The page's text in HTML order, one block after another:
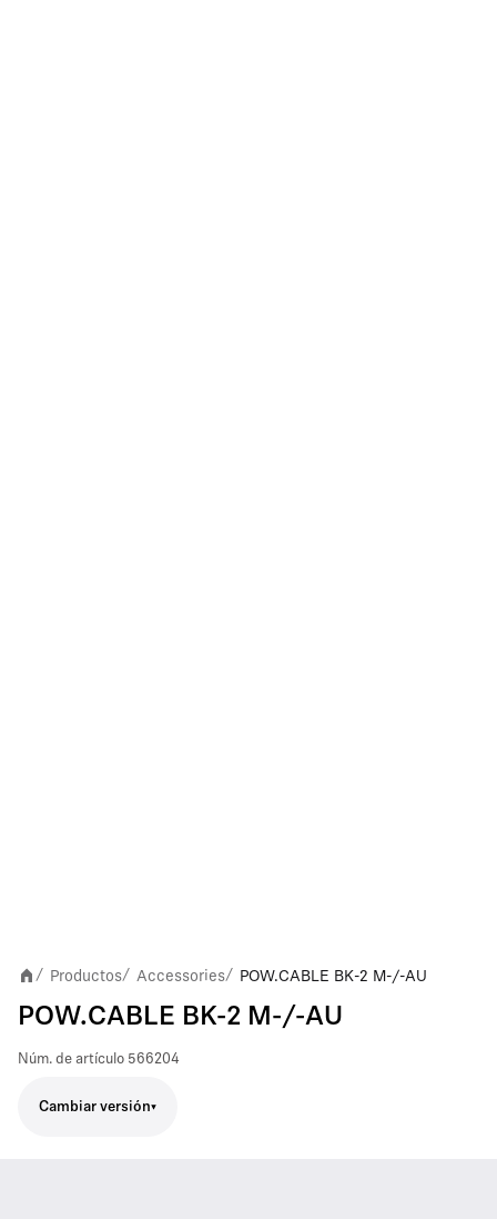
/ Productos/ Accessories/ POW.CABLE BK-2 M-/-AU
POW.CABLE BK-2 M-/-AU
Núm. de artículo 566204
Cambiar versión